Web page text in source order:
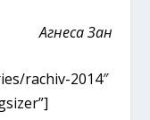
Агнеса Зан
rachiv-2014″